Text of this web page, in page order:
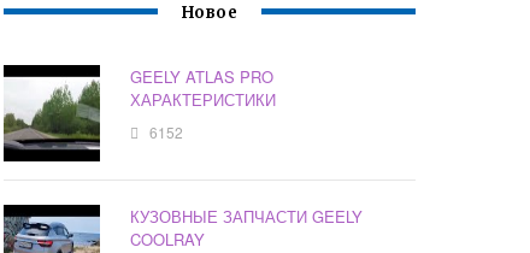
Новое
GEELY ATLAS PRO
ХАРАКТЕРИСТИКИ
6152
КУЗОВНЫЕ ЗАПЧАСТИ GEELY
COOLRAY